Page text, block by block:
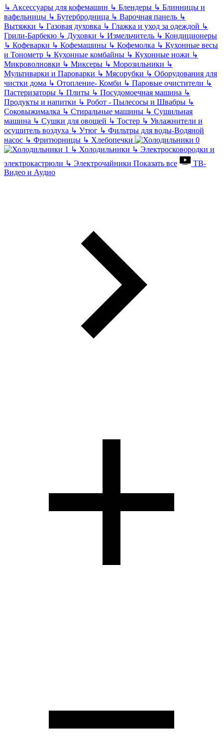
↳ Аксессуары для кофемашин ↳ Блендеры ↳ Блинницы и
вафельницы ↳ Бутербродница ↳ Варочная панель ↳
Вытяжки ↳ Газовая духовка ↳ Глажка и уход за одеждой ↳
Грили-Барбекю ↳ Духовки ↳ Измельчитель ↳ Кондиционеры
↳ Кофеварки ↳ Кофемашины ↳ Кофемолка ↳ Кухонные весы
и Тонометр ↳ Кухонные комбайны ↳ Кухонные ножи ↳
Микроволновки ↳ Миксеры ↳ Морозильники ↳
Мультиварки и Пароварки ↳ Мясорубки ↳ Оборудования для
чистки дома ↳ Отопление- Комби ↳ Паровые очистители ↳
Пастеризаторы ↳ Плиты ↳ Посудомоечная машина ↳
Продукты и напитки ↳ Робот - Пылесосы и Швабры ↳
Соковыжималка ↳ Стиральные машины ↳ Сушильная
машина ↳ Сушки для овощей ↳ Тостер ↳ Увлажнители и
осушитель воздуха ↳ Утюг ↳ Фильтры для воды-Водяной
насос ↳ Фритюрницы ↳ Хлебопечки
↳ Холодильники ↳ Электросковородки и
электрокастрюли ↳ Электрочайники Показать все
ТВ-
Видео и Аудио